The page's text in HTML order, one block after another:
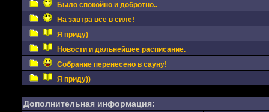
Было спокойно и добротно..
На завтра всё в силе!
Я приду)
Новости и дальнейшее расписание.
Собрание перенесено в сауну!
Я приду))
Дополнительная информация: